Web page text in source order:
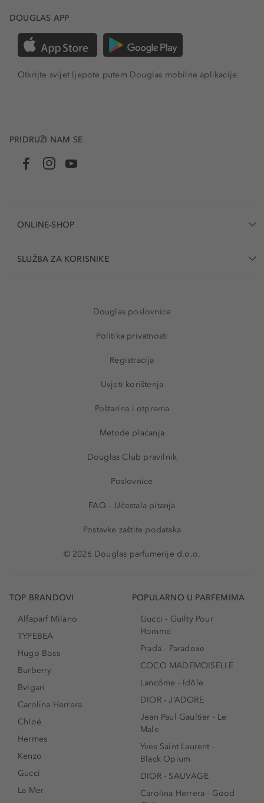
DOUGLAS APP
Otkrijte svijet ljepote putem Douglas mobilne aplikacije.
PRIDRUŽI NAM SE
ONLINE-SHOP
SLUŽBA ZA KORISNIKE
Douglas poslovnice
Politika privatnosti
Registracija
Uvjeti korištenja
Poštarina i otprema
Metode plaćanja
Douglas Club pravilnik
Poslovnice
FAQ – Učestala pitanja
Postavke zaštite podataka
© 2026 Douglas parfumerije d.o.o.
TOP BRANDOVI
Alfaparf Milano
TYPEBEA
Hugo Boss
Burberry
Bvlgari
Carolina Herrera
Chloé
Hermes
Kenzo
Gucci
La Mer
POPULARNO U PARFEMIMA
Gucci - Guilty Pour
Homme
Prada - Paradoxe
COCO MADEMOISELLE
Lancôme - Idôle
DIOR - J’ADORE
Jean Paul Gaultier - Le
Male
Yves Saint Laurent -
Black Opium
DIOR - SAUVAGE
Carolina Herrera - Good